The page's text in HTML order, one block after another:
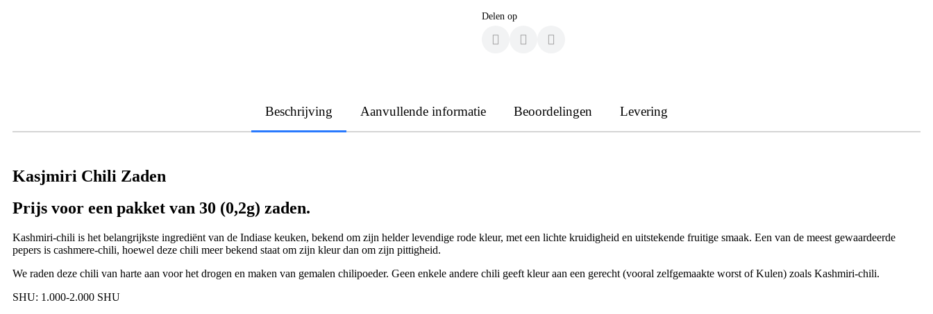
Delen op
Beschrijving Aanvullende informatie Beoordelingen Levering
Kasjmiri Chili Zaden
Prijs voor een pakket van 30 (0,2g) zaden.
Kashmiri-chili is het belangrijkste ingrediënt van de Indiase keuken, bekend om zijn helder levendige rode kleur, met een lichte kruidigheid en uitstekende fruitige smaak. Een van de meest gewaardeerde
pepers is cashmere-chili, hoewel deze chili meer bekend staat om zijn kleur dan om zijn pittigheid.
We raden deze chili van harte aan voor het drogen en maken van gemalen chilipoeder. Geen enkele andere chili geeft kleur aan een gerecht (vooral zelfgemaakte worst of Kulen) zoals Kashmiri-chili.
SHU: 1.000-2.000 SHU